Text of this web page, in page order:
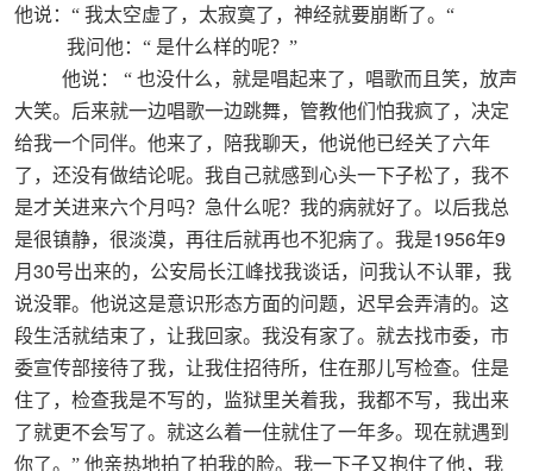
他说：“ 我太空虚了，太寂寞了，神经就要崩断了。“
我问他：“ 是什么样的呢？”
他说：
“ 也没什么，就是唱起来了，唱歌而且笑，放声
大笑。后来就一边唱歌一边跳舞，管教他们怕我疯了，决定
给我一个同伴。他来了，陪我聊天，他说他已经关了六年
了，还没有做结论呢。我自己就感到心头一下子松了，我不
是才关进来六个月吗？急什么呢？我的病就好了。以后我总
是很镇静，很淡漠，再往后就再也不犯病了。我是1956年9
月 30号出来的，公安局长江峰找我谈话，问我认不认罪，我
说没罪。他说这是意识形态方面的问题，迟早会弄清的。这
段生活就结束了，让我回家。我没有家了。就去找市委，市
委宣传部接待了我，让我住招待所，住在那儿写检查。住是
住了，检查我是不写的，监狱里关着我，我都不写，我出来
了就更不会写了。就这么着一住就住了一年多。现在就遇到
你了。” 他亲热地拍了拍我的脸。我一下子又抱住了他，我